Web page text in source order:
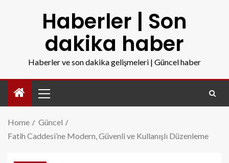
Haberler | Son
dakika haber
Haberler ve son dakika gelişmeleri | Güncel haber
Home
Güncel
Fatih Caddesi’ne Modern, Güvenli ve Kullanışlı Düzenleme